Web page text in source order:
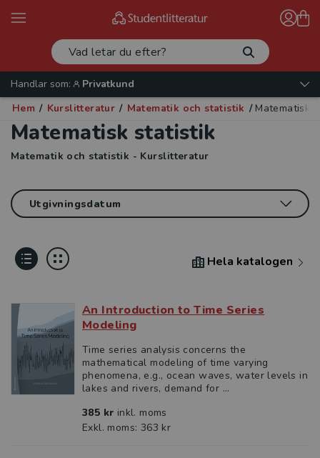
Handlar som:
Privatkund
Hem / Kurslitteratur / Matematik och statistik / Matematisk
Matematisk statistik
Matematik och statistik - Kurslitteratur
Hela katalogen
An Introduction to Time Series
Modeling
Time series analysis concerns the
mathematical modeling of time varying
phenomena, e.g., ocean waves, water levels in
lakes and rivers, demand for ...
385 kr inkl. moms
Exkl. moms: 363 kr